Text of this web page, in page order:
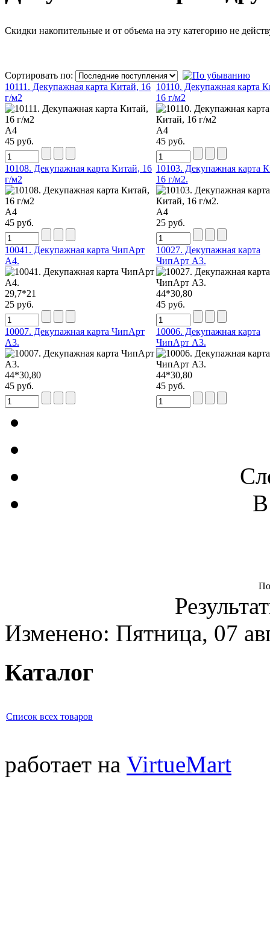
Cкидки накопительные и от объема на эту категорию не
Сортировать по:
10111. Декупажная карта Китай, 16
г/м2
А4
45 руб.
10110. Декупажная карта
16 г/м2
А4
45 руб.
10108. Декупажная карта Китай, 16
г/м2
А4
45 руб.
10103. Декупажная карта
16 г/м2.
А4
25 руб.
10041. Декупажная карта ЧипАрт
А4.
29,7*21
25 руб.
10027. Декупажная карта
ЧипАрт А3.
44*30,80
45 руб.
10007. Декупажная карта ЧипАрт
А3.
44*30,80
45 руб.
10006. Декупажная карта
ЧипАрт А3.
44*30,80
45 руб.
Изменено: Пятница, 07
Каталог
Список всех товаров
работает на VirtueMart